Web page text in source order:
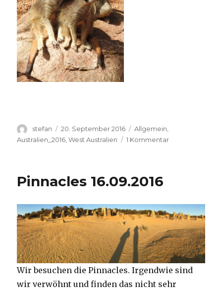
Autor
stefan
Veröffentlicht
am
20. September 2016 Kategorien
Allgemein,
Australien_2016 ,West Australien 1 Kommentarzu
Pinnacles 16.09.2016
Wir besuchen die Pinnacles. Irgendwie sind
wir verwöhnt und finden das nicht sehr